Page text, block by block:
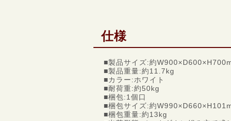
仕様
■製品サイズ:約
■製品重量:約11.7kg
■カラー:ホワイト
■耐荷重:約50kg
■梱包:1個口
■梱包サイズ:約
■梱包重量:約13kg